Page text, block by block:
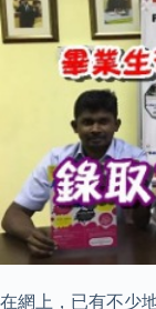
在網上，已有不少